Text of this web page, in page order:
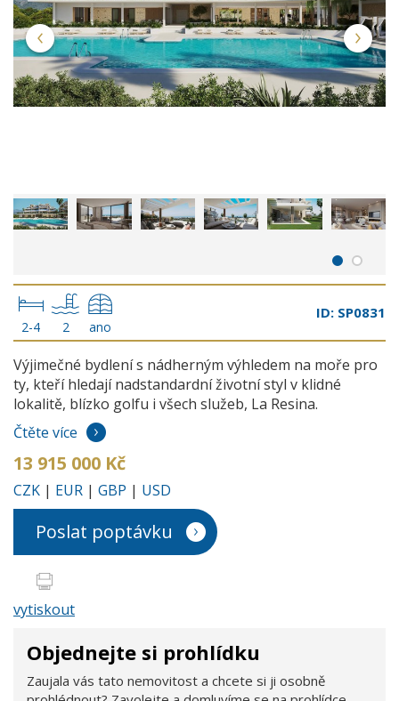
2-4 2 ano
ID: SP0831
Výjimečné bydlení s nádherným výhledem na moře pro
ty, kteří hledají nadstandardní životní styl v klidné
lokalitě, blízko golfu i všech služeb, La Resina.
Čtěte více
13 915 000 Kč
CZK | EUR | GBP | USD
Poslat poptávku
vytiskout
Objednejte si prohlídku
Zaujala vás tato nemovitost a chcete si ji osobně